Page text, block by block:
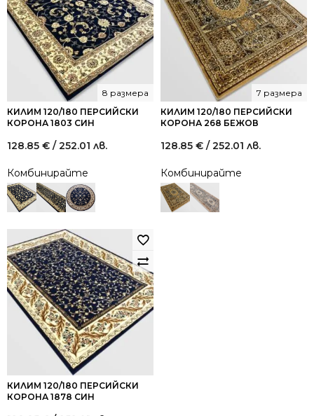
КИЛИМ 120/180 ПЕРСИЙСКИ
КОРОНА 1803 СИН
8 размера
128.85 € / 252.01 лв.
Комбинирайте
КИЛИМ 120/180 ПЕРСИЙСКИ
КОРОНА 268 БЕЖОВ
7 размера
128.85 € / 252.01 лв.
Комбинирайте
КИЛИМ 120/180 ПЕРСИЙСКИ
КОРОНА 1878 СИН